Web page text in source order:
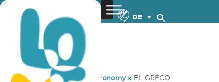
DE
You are here: Home »Gastronomy» EL GRECO